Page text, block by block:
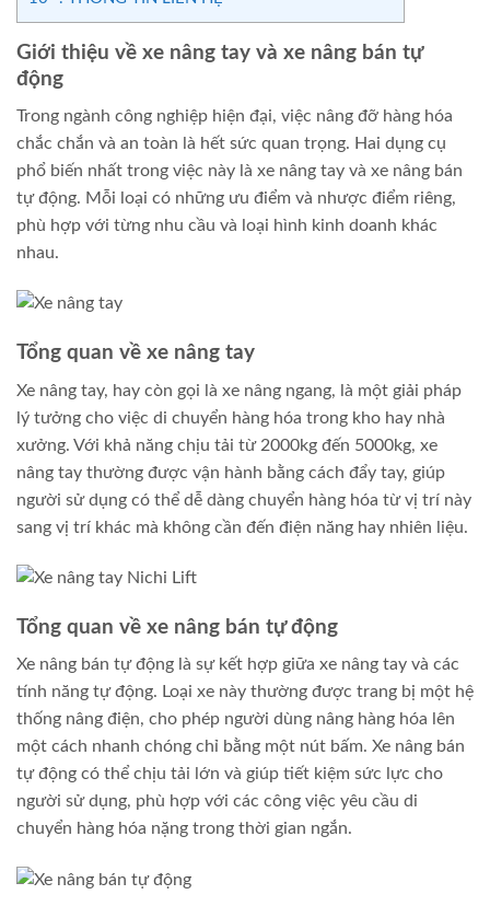
Giới thiệu về xe nâng tay và xe nâng bán tự
động
Trong ngành công nghiệp hiện đại, việc nâng đỡ hàng hóa
chắc chắn và an toàn là hết sức quan trọng. Hai dụng cụ
phổ biến nhất trong việc này là xe nâng tay và xe nâng bán
tự động. Mỗi loại có những ưu điểm và nhược điểm riêng,
phù hợp với từng nhu cầu và loại hình kinh doanh khác
nhau.
Tổng quan về xe nâng tay
Xe nâng tay, hay còn gọi là xe nâng ngang, là một giải pháp
lý tưởng cho việc di chuyển hàng hóa trong kho hay nhà
xưởng. Với khả năng chịu tải từ 2000kg đến 5000kg, xe
nâng tay thường được vận hành bằng cách đẩy tay, giúp
người sử dụng có thể dễ dàng chuyển hàng hóa từ vị trí này
sang vị trí khác mà không cần đến điện năng hay nhiên liệu.
Tổng quan về xe nâng bán tự động
Xe nâng bán tự động là sự kết hợp giữa xe nâng tay và các
tính năng tự động. Loại xe này thường được trang bị một hệ
thống nâng điện, cho phép người dùng nâng hàng hóa lên
một cách nhanh chóng chỉ bằng một nút bấm. Xe nâng bán
tự động có thể chịu tải lớn và giúp tiết kiệm sức lực cho
người sử dụng, phù hợp với các công việc yêu cầu di
chuyển hàng hóa nặng trong thời gian ngắn.